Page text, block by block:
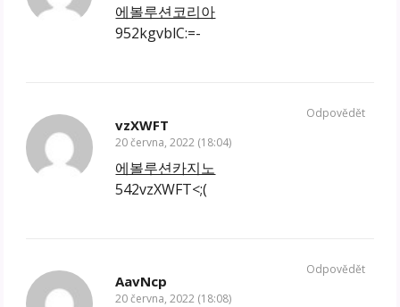
에볼루션코리아
952kgvblC:=-
vzXWFT
20 června, 2022 (18:04)
에볼루션카지노
542vzXWFT<;(
Odpovědět
AavNcp
20 června, 2022 (18:08)
Odpovědět